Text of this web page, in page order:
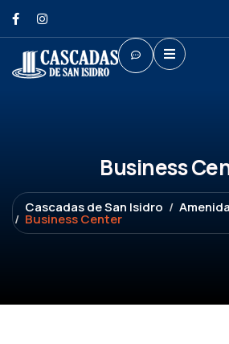
Business
Cascadas de San Isidro
Business Center